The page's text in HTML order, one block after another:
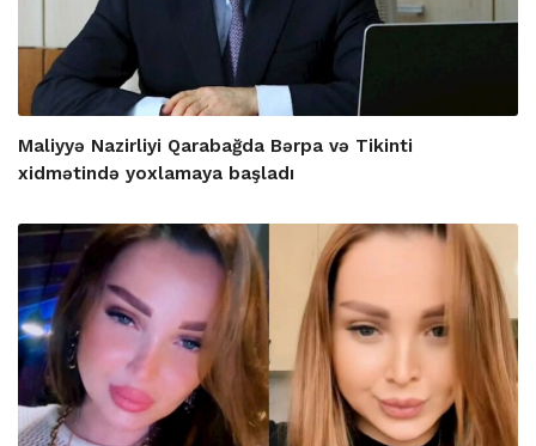
Maliyyə Nazirliyi Qarabağda Bərpa və Tikinti
xidmətində yoxlamaya başladı